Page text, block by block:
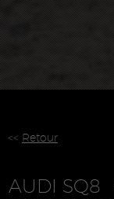
<< Retour
AUDI SQ8